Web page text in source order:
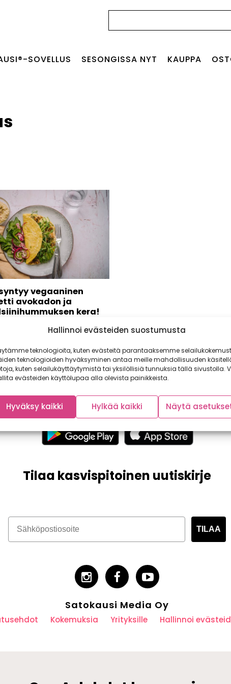
Hallinnoi evästeiden suostumusta
teknologioita, kuten evästeitä parantaaksemme
teknologioiden hyväksyminen antaa meille mahdollisuuden
kuten selailukäyttäytymistä tai yksilöllisiä tunnuksia tällä sivustolla.
evästeiden käyttölupaa alla olevista painikkeista.
Hyväksy kaikki Hylkää kaikki Näytä
SOVELLUS SESONGISSA NYT KAUPPA
vegaaninen
avokadon ja
kera!
yhteistyö: Lumme
omeletti, onko sellaista
Kasvisten maailmassa
mahdollista! Munaton...
Tilaa kasvispitoinen uutiskirje
TILAA
Satokausi Media Oy
Kokemuksia Yrityksille Hallinnoi